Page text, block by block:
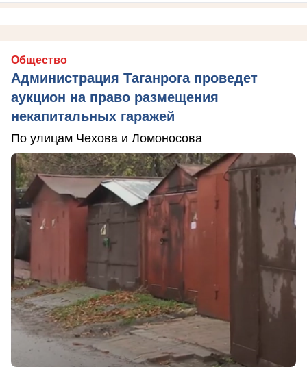
Общество
Администрация Таганрога проведет
аукцион на право размещения
некапитальных гаражей
По улицам Чехова и Ломоносова